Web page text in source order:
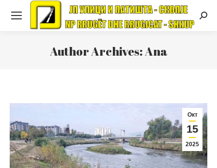
Author Archives:Ana
Окт
15
2025